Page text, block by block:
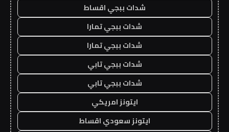
شدات ببجي اقساط
شدات ببجي تمارا
شدات ببجي تمارا
شدات ببجي تابي
شدات ببجي تابي
ايتونز امريكي
ايتونز سعودي اقساط